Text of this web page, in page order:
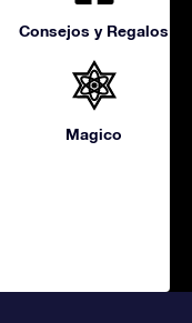
Consejos y Regalos
Magico